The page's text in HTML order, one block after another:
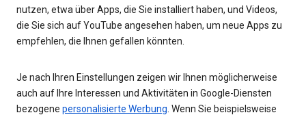
nutzen, etwa über Apps, die Sie installiert haben, und Videos,
die Sie sich auf YouTube angesehen haben, um neue Apps zu
empfehlen, die Ihnen gefallen könnten.
Je nach Ihren Einstellungen zeigen wir Ihnen möglicherweise
auch auf Ihre Interessen und Aktivitäten in Google-Diensten
bezogene personalisierte Werbung . Wenn Sie beispielsweise